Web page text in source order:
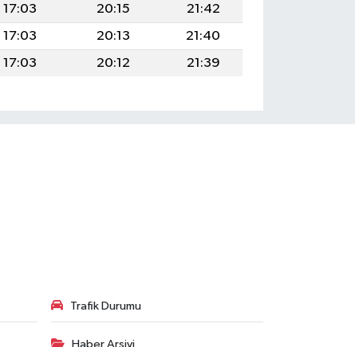
17:03 20:15
21:42
17:03 20:13
21:40
17:03 20:12 21:39
Trafik Durumu
Haber Arşivi